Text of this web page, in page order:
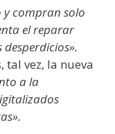
compran solo
el reparar
tal vez, la nueva
a la